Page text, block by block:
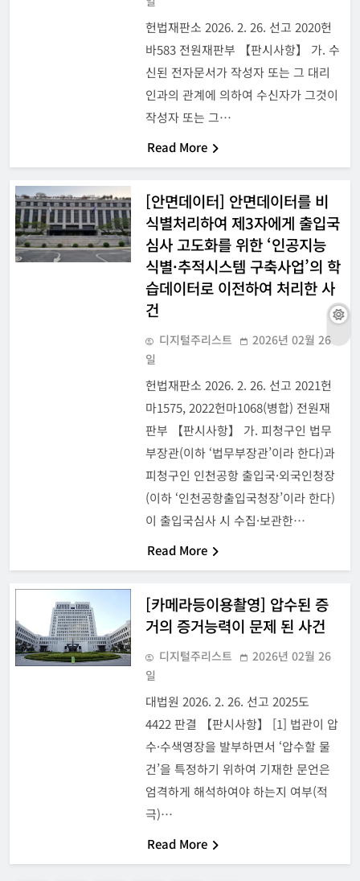
헌법재판소 2026. 2. 26. 선고 2020헌
바583 전원재판부 【판시사항】 가. 수
신된 전자문서가 작성자 또는 그 대리
인과의 관계에 의하여 수신자가 그것이
작성자 또는 그…
Read More
[안면데이터] 안면데이터를 비
식별처리하여 제3자에게 출입국
심사 고도화를 위한 ‘인공지능
식별·추적시스템 구축사업’의 학
습데이터로 이전하여 처리한 사
건
디지털주리스트
2026년 02월 26
일
헌법재판소 2026. 2. 26. 선고 2021헌
마1575, 2022헌마1068(병합) 전원재
판부 【판시사항】 가. 피청구인 법무
부장관(이하 ‘법무부장관’이라 한다)과
피청구인 인천공항 출입국·외국인청장
(이하 ‘인천공항출입국청장’이라 한다)
이 출입국심사 시 수집·보관한…
Read More
[카메라등이용촬영] 압수된 증
거의 증거능력이 문제 된 사건
디지털주리스트
2026년 02월 26
일
대법원 2026. 2. 26. 선고 2025도
4422 판결 【판시사항】 [1] 법관이 압
수·수색영장을 발부하면서 ‘압수할 물
건’을 특정하기 위하여 기재한 문언은
엄격하게 해석하여야 하는지 여부(적
극)…
Read More